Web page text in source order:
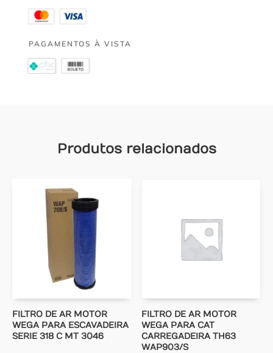
PAGAMENTOS À VISTA
Produtos relacionados
FILTRO DE AR MOTOR
WEGA PARA ESCAVADEIRA
SERIE 318 C MT 3046
FILTRO DE AR MOTOR
WEGA PARA CAT
CARREGADEIRA TH63
WAP903/S